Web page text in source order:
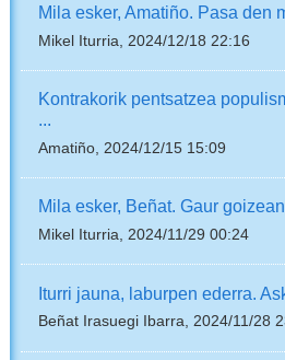
Mila esker, Amatiño. Pasa den
Mikel Iturria, 2024/12/18 22:16
Kontrakorik pentsatzea
...
Amatiño, 2024/12/15 15:09
Mila esker, Beñat. Gaur
Mikel Iturria, 2024/11/29 00:24
Iturri jauna, laburpen ederra.
Beñat Irasuegi Ibarra, 2024/11/28